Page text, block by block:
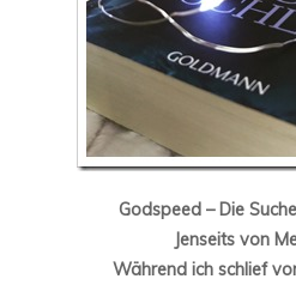
Godspeed – Die
Jenseits von
Während ich schlief